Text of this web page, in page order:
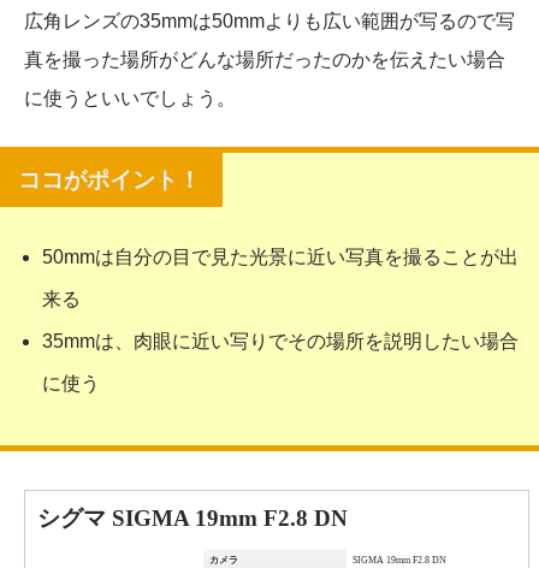
広角レンズの35mmは50mmよりも広い範囲が写るので写
真を撮った場所がどんな場所だったのかを伝えたい場合
に使うといいでしょう。
50mmは自分の目で見た光景に近い写真を撮ることが出
来る
35mmは、肉眼に近い写りでその場所を説明したい場合
に使う
シグマ SIGMA 19mm F2.8 DN
カメラ SIGMA 19mm F2.8 DN